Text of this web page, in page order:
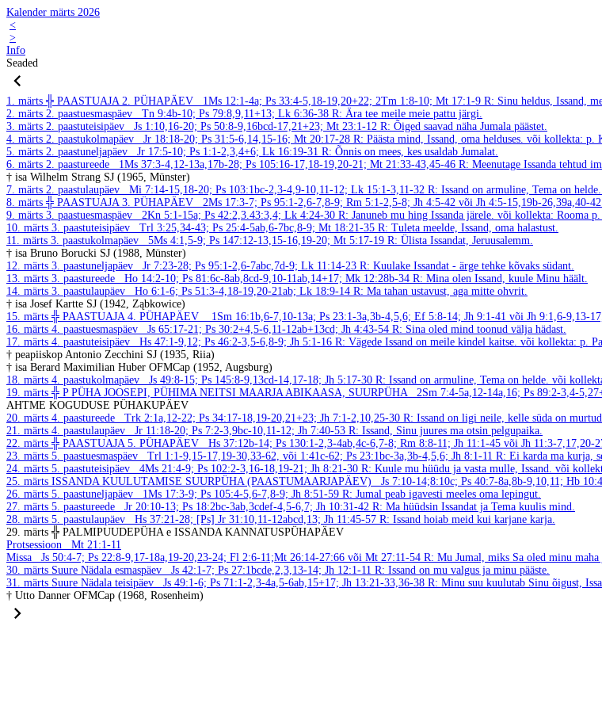
Kalender märts 2026
<
>
Info
Seaded
1. märts ╬ PAASTUAJA 2. PÜHAPÄEV 1Ms 12:1-4a; Ps 33:4-5,18-19,20+22; 2Tm 1:8-10; Mt 17:1-9 R: Sinu heldus, Issand,
2. märts 2. paastuesmaspäev Tn 9:4b-10; Ps 79:8,9,11+13; Lk 6:36-38 R: Ära tee meile meie pattu järgi.
3. märts 2. paastuteisipäev Js 1:10,16-20; Ps 50:8-9,16bcd-17,21+23; Mt 23:1-12 R: Õiged saavad näha Jumala päästet.
4. märts 2. paastukolmapäev Jr 18:18-20; Ps 31:5-6,14,15-16; Mt 20:17-28 R: Päästa mind, Issand, oma helduses. või kollekta: p.
5. märts 2. paastuneljapäev Jr 17:5-10; Ps 1:1-2,3,4+6; Lk 16:19-31 R: Õnnis on mees, kes usaldab Jumalat.
6. märts 2. paastureede 1Ms 37:3-4,12-13a,17b-28; Ps 105:16-17,18-19,20-21; Mt 21:33-43,45-46 R: Meenutage Issanda tehtud
† isa Wilhelm Strang SJ (1965, Münster)
7. märts 2. paastulaupäev Mi 7:14-15,18-20; Ps 103:1bc-2,3-4,9-10,11-12; Lk 15:1-3,11-32 R: Issand on armuline, Tema on helde.
8. märts ╬ PAASTUAJA 3. PÜHAPÄEV 2Ms 17:3-7; Ps 95:1-2,6-7,8-9; Rm 5:1-2,5-8; Jh 4:5-42 või Jh 4:5-15,19b-26,39a,40-42
9. märts 3. paastuesmaspäev 2Kn 5:1-15a; Ps 42:2,3.43:3,4; Lk 4:24-30 R: Januneb mu hing Issanda järele. või kollekta: Rooma
10. märts 3. paastuteisipäev Trl 3:25,34-43; Ps 25:4-5ab,6-7bc,8-9; Mt 18:21-35 R: Tuleta meelde, Issand, oma halastust.
11. märts 3. paastukolmapäev 5Ms 4:1,5-9; Ps 147:12-13,15-16,19-20; Mt 5:17-19 R: Ülista Issandat, Jeruusalemm.
† isa Bruno Borucki SJ (1988, Münster)
12. märts 3. paastuneljapäev Jr 7:23-28; Ps 95:1-2,6-7abc,7d-9; Lk 11:14-23 R: Kuulake Issandat - ärge tehke kõvaks südant.
13. märts 3. paastureede Ho 14:2-10; Ps 81:6c-8ab,8cd-9,10-11ab,14+17; Mk 12:28b-34 R: Mina olen Issand, kuule Minu häält.
14. märts 3. paastulaupäev Ho 6:1-6; Ps 51:3-4,18-19,20-21ab; Lk 18:9-14 R: Ma tahan ustavust, aga mitte ohvrit.
† isa Josef Kartte SJ (1942, Ząbkowice)
15. märts ╬ PAASTUAJA 4. PÜHAPÄEV 1Sm 16:1b,6-7,10-13a; Ps 23:1-3a,3b-4,5,6; Ef 5:8-14; Jh 9:1-41 või Jh 9:1,6-9,13-
16. märts 4. paastuesmaspäev Js 65:17-21; Ps 30:2+4,5-6,11-12ab+13cd; Jh 4:43-54 R: Sina oled mind toonud välja hädast.
17. märts 4. paastuteisipäev Hs 47:1-9,12; Ps 46:2-3,5-6,8-9; Jh 5:1-16 R: Vägede Issand on meile kindel kaitse. või kollekta: p.
† peapiiskop Antonio Zecchini SJ (1935, Riia)
† isa Berard Maximilian Huber OFMCap (1952, Augsburg)
18. märts 4. paastukolmapäev Js 49:8-15; Ps 145:8-9,13cd-14,17-18; Jh 5:17-30 R: Issand on armuline, Tema on helde. või
19. märts ╬ P PÜHA JOOSEPI, PÜHIMA NEITSI MAARJA ABIKAASA, SUURPÜHA 2Sm 7:4-5a,12-14a,16; Ps 89:2-3,4-
AHTME KOGUDUSE PÜHAKUPÄEV
20. märts 4. paastureede Trk 2:1a,12-22; Ps 34:17-18,19-20,21+23; Jh 7:1-2,10,25-30 R: Issand on ligi neile, kelle süda on
21. märts 4. paastulaupäev Jr 11:18-20; Ps 7:2-3,9bc-10,11-12; Jh 7:40-53 R: Issand, Sinu juures ma otsin pelgupaika.
22. märts ╬ PAASTUAJA 5. PÜHAPÄEV Hs 37:12b-14; Ps 130:1-2,3-4ab,4c-6,7-8; Rm 8:8-11; Jh 11:1-45 või Jh 11:3-7,17,20-
23. märts 5. paastuesmaspäev Trl 1:1-9,15-17,19-30,33-62, või 1:41c-62; Ps 23:1bc-3a,3b-4,5,6; Jh 8:1-11 R: Ei karda ma kurja,
24. märts 5. paastuteisipäev 4Ms 21:4-9; Ps 102:2-3,16-18,19-21; Jh 8:21-30 R: Kuule mu hüüdu ja vasta mulle, Issand. või
25. märts ISSANDA KUULUTAMISE SUURPÜHA (PAASTUMAARJAPÄEV) Js 7:10-14;8:10c; Ps 40:7-8a,8b-9,10,11; Hb
26. märts 5. paastuneljapäev 1Ms 17:3-9; Ps 105:4-5,6-7,8-9; Jh 8:51-59 R: Jumal peab igavesti meeles oma lepingut.
27. märts 5. paastureede Jr 20:10-13; Ps 18:2bc-3ab,3cdef-4,5-6,7; Jh 10:31-42 R: Ma hüüdsin Issandat ja Tema kuulis mind.
28. märts 5. paastulaupäev Hs 37:21-28; [Ps] Jr 31:10,11-12abcd,13; Jh 11:45-57 R: Issand hoiab meid kui karjane karja.
29. märts ╬ PALMIPUUDEPÜHA e ISSANDA KANNATUSPÜHAPÄEV
Protsessioon
Mt 21:1-11
Missa
Js 50:4-7; Ps 22:8-9,17-18a,19-20,23-24; Fl 2:6-11;Mt 26:14-27:66 või Mt 27:11-54 R: Mu Jumal, miks Sa oled minu maha
30. märts Suure Nädala esmaspäev Js 42:1-7; Ps 27:1bcde,2,3,13-14; Jh 12:1-11 R: Issand on mu valgus ja minu pääste.
31. märts Suure Nädala teisipäev Js 49:1-6; Ps 71:1-2,3-4a,5-6ab,15+17; Jh 13:21-33,36-38 R: Minu suu kuulutab Sinu õigust,
† Utto Danner OFMCap (1968, Rosenheim)